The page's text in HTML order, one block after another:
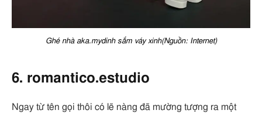
Ghé nhà aka.mydinh sắm váy xinh(Nguồn: Internet)
6. romantico.estudio
Ngay từ tên gọi thôi có lẽ nàng đã mường tượng ra một